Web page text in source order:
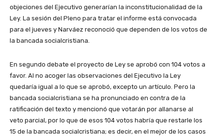
objeciones del Ejecutivo generarían la inconstitucionalidad de la
Ley. La sesión del Pleno para tratar el informe está convocada
para el jueves y Narváez reconoció que dependen de los votos de
la bancada socialcristiana.
En segundo debate el proyecto de Ley se aprobó con 104 votos a
favor. Al no acoger las observaciones del Ejecutivo la Ley
quedaría igual a lo que se aprobó, excepto un artículo. Pero la
bancada socialcristiana se ha pronunciado en contra de la
ratificación del texto y mencionó que votarán por allanarse al
veto parcial, por lo que de esos 104 votos habría que restarle los
15 de la bancada socialcristiana; es decir, en el mejor de los casos